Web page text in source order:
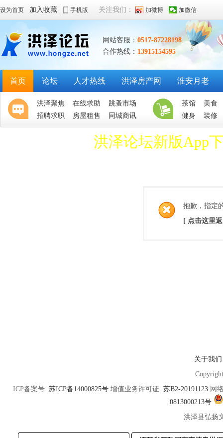
设为首页 加入收藏 手机版 关注我们： 加微博 加微信
网站客服： 0517-87228198
合作热线： 13915154595
首页 论坛 人才热线 洪泽房产网 淮安月老
洪泽聚焦 在线求助
跳蚤市场
招聘求职
房屋租售 同城商讯
茶馆
美食
健身
装修
洪泽论坛新版App
抱歉，指定
[ 点击这里
关于我们
ICP备案号: 苏ICP备14000825号 增值业务许可证: 苏B2-20191123 网
0813000213号
洪泽县弘扬